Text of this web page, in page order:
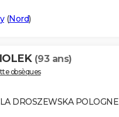
(Nord)
(93 ans)
obsèques
DROSZEWSKA POLOGNE